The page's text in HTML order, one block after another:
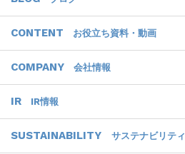
CONTENT お役立ち資料・動画
COMPANY 会社情報
IR IR情報
SUSTAINABILITY サステナビリティ